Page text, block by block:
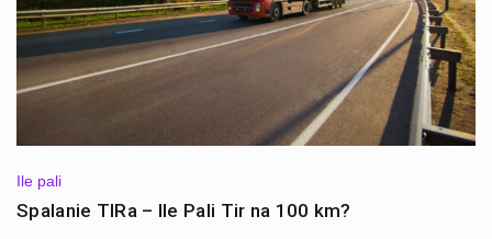
Ile pali
Spalanie TIRa – Ile Pali Tir na 100 km?